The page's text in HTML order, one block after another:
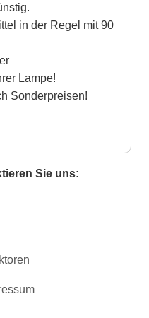
in der Regel mit 90
Lampe!
Sonderpreisen!
Sie uns: